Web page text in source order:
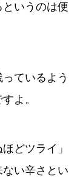
いうのは便
ているよう
よ。
どツライ」
い辛さとい